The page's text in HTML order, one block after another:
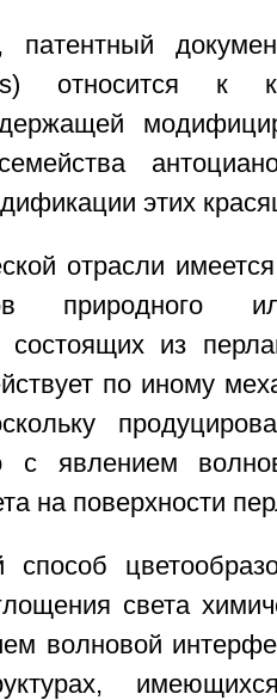
патентный
относится к
этих
отрасли
природного
состоящих из
по иному
с явлением
на поверхности
способ
света
волновой